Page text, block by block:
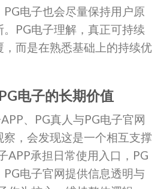
电子也会尽量保持用户原
PG电子理解，真正可持续
而是在熟悉基础上的持续优
电子的长期价值
、PG真人与PG电子官网
，会发现这是一个相互支撑
APP承担日常使用入口，PG
电子官网提供信息透明与